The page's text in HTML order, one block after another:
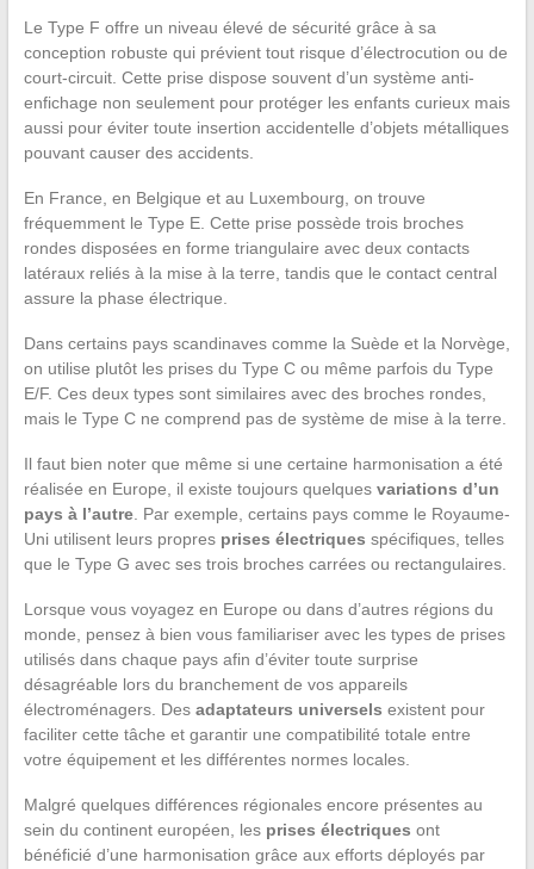
Le Type F offre un niveau élevé de sécurité grâce à sa
conception robuste qui prévient tout risque d’électrocution ou de
court-circuit. Cette prise dispose souvent d’un système anti-
enfichage non seulement pour protéger les enfants curieux mais
aussi pour éviter toute insertion accidentelle d’objets métalliques
pouvant causer des accidents.
En France, en Belgique et au Luxembourg, on trouve
fréquemment le Type E. Cette prise possède trois broches
rondes disposées en forme triangulaire avec deux contacts
latéraux reliés à la mise à la terre, tandis que le contact central
assure la phase électrique.
Dans certains pays scandinaves comme la Suède et la Norvège,
on utilise plutôt les prises du Type C ou même parfois du Type
E/F. Ces deux types sont similaires avec des broches rondes,
mais le Type C ne comprend pas de système de mise à la terre.
Il faut bien noter que même si une certaine harmonisation a été
réalisée en Europe, il existe toujours quelques variations d’un
pays à l’autre. Par exemple, certains pays comme le Royaume-
Uni utilisent leurs propres prises électriques spécifiques, telles
que le Type G avec ses trois broches carrées ou rectangulaires.
Lorsque vous voyagez en Europe ou dans d’autres régions du
monde, pensez à bien vous familiariser avec les types de prises
utilisés dans chaque pays afin d’éviter toute surprise
désagréable lors du branchement de vos appareils
électroménagers. Des adaptateurs universels existent pour
faciliter cette tâche et garantir une compatibilité totale entre
votre équipement et les différentes normes locales.
Malgré quelques différences régionales encore présentes au
sein du continent européen, les prises électriques ont
bénéficié d’une harmonisation grâce aux efforts déployés par